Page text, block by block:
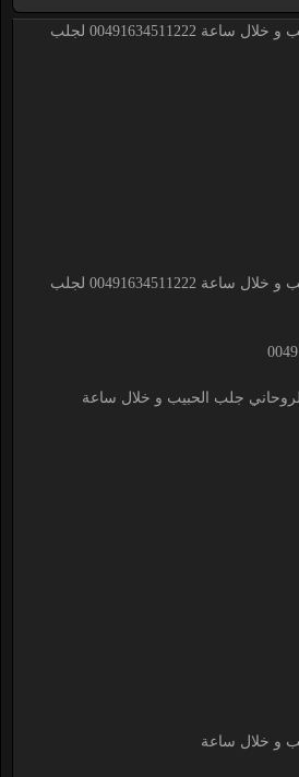
الشيخ الروحاني جلب الحبيب و خلال ساعة 00491634511222 لجلب
الشيخ الروحاني جلب الحبيب و خلال ساعة 00491634511222 لجلب
و خلال ساعة